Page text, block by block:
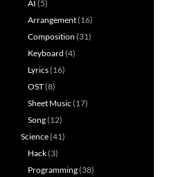
AI (5)
Arrangement(16)
Composition (31)
Keyboard (4)
Lyrics(16)
OST(8)
Sheet Music (17)
Song(12)
Science(41)
Hack(3)
Programming(38)